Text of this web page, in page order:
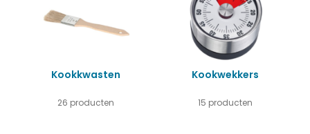
Kookkwasten
26 producten
Kookwekkers
15 producten